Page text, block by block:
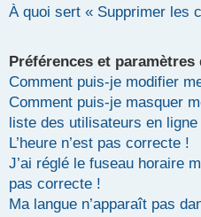
À quoi sert « Supprimer les
Préférences et
Comment puis-je modifier
Comment puis-je masquer
liste des utilisateurs en ligne
L’heure n’est pas correcte !
J’ai réglé le fuseau horaire
pas correcte !
Ma langue n’apparaît pas